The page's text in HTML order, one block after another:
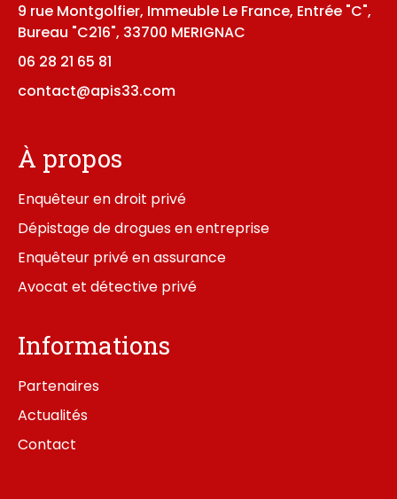
9 rue Montgolfier, Immeuble Le France, Entrée "C",
Bureau "C216", 33700 MERIGNAC
06 28 21 65 81
contact@apis33.com
À propos
Enquêteur en droit privé
Dépistage de drogues en entreprise
Enquêteur privé en assurance
Avocat et détective privé
Informations
Partenaires
Actualités
Contact